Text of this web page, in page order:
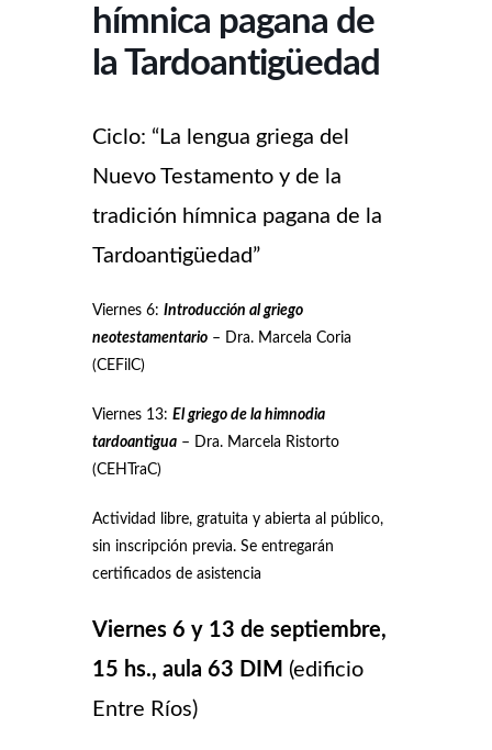
hímnica pagana de
la Tardoantigüedad
Ciclo: “La lengua griega del
Nuevo Testamento y de la
tradición hímnica pagana de la
Tardoantigüedad”
Viernes 6: Introducción al griego
neotestamentario – Dra. Marcela Coria
(CEFilC)
Viernes 13: El griego de la himnodia
tardoantigua – Dra. Marcela Ristorto
(CEHTraC)
Actividad libre, gratuita y abierta al público,
sin inscripción previa. Se entregarán
certificados de asistencia
Viernes 6 y 13 de septiembre,
15 hs., aula 63 DIM (edificio
Entre Ríos)